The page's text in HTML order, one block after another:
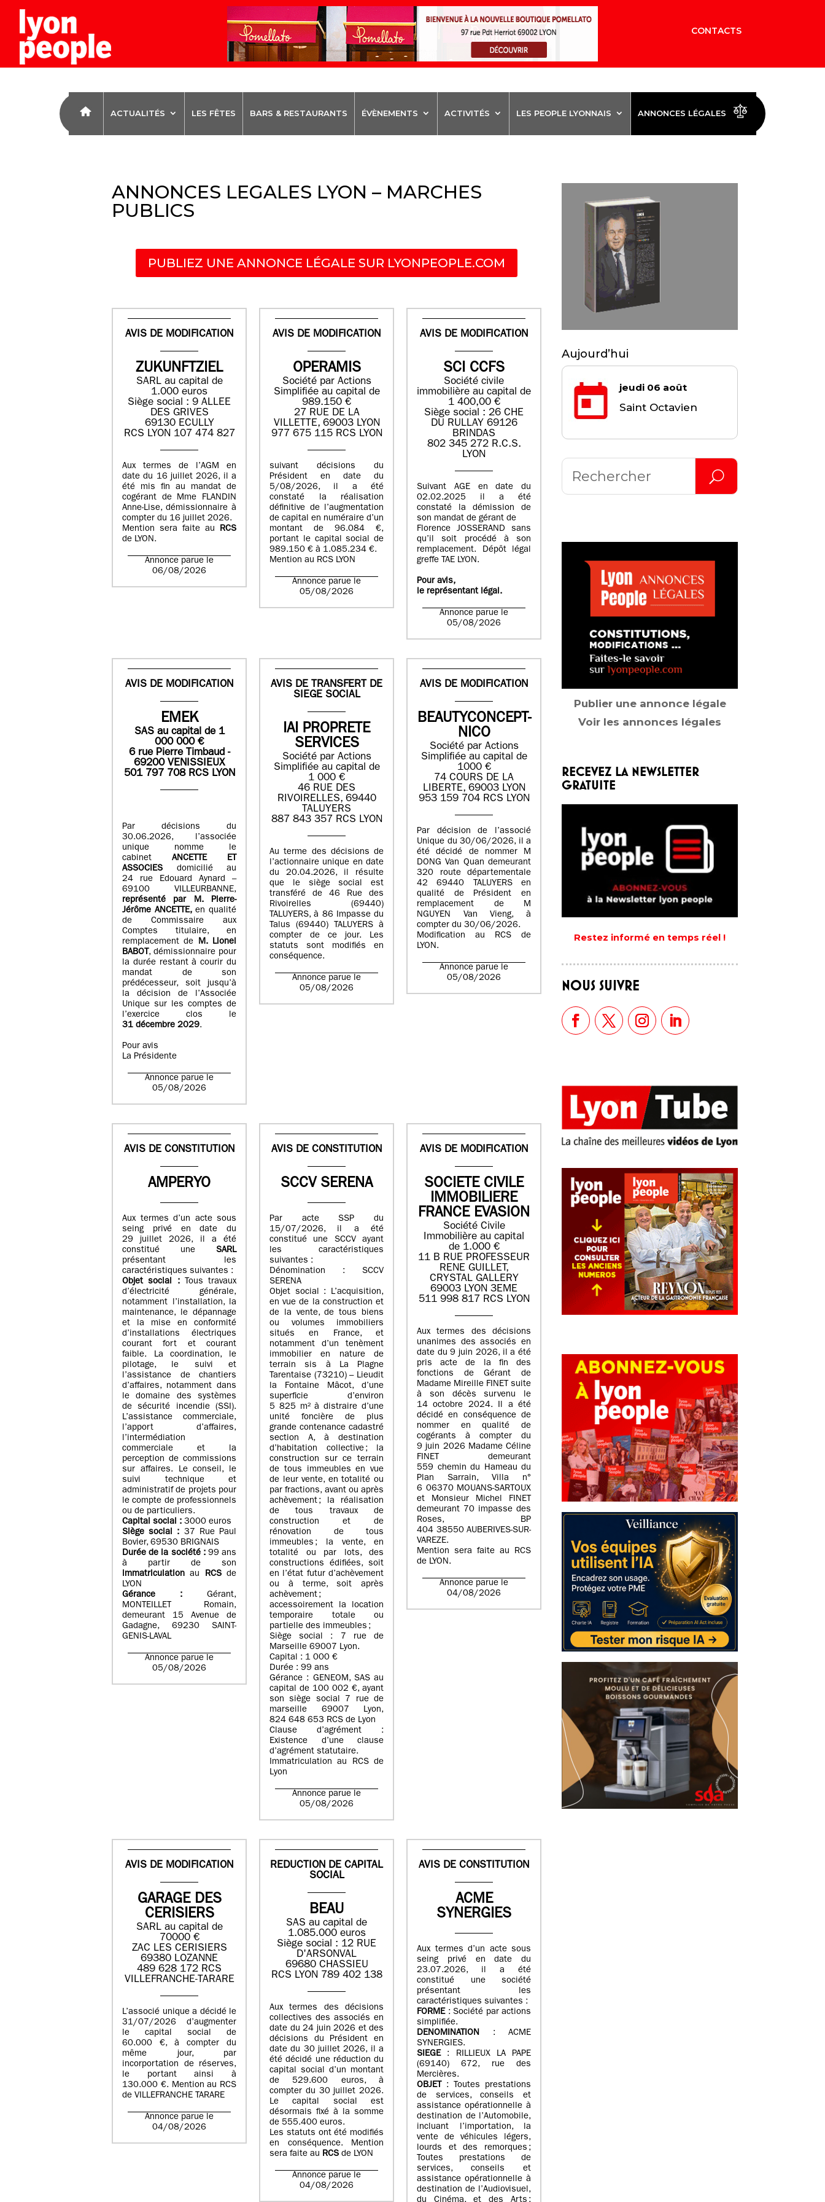
CONTACTS
ACTUALITÉS LES FÊTES BARS & RESTAURANTS ÉVÈNEMENTS ACTIVITÉS LES PEOPLE LYONNAIS ANNONCES LÉGALES
ANNONCES LEGALES LYON – MARCHES
PUBLICS
PUBLIEZ UNE ANNONCE LÉGALE SUR LYONPEOPLE.COM
AVIS DE MODIFICATION
ZUKUNFTZIEL
SARL au capital de
1.000 euros
Siège social : 9 ALLEE
DES GRIVES
69130 ECULLY
RCS LYON 107 474 827
Aux termes de l’AGM en
date du 16 juillet 2026, il a
été mis fin au mandat de
cogérant de Mme FLANDIN
Anne-Lise, démissionnaire à
compter du 16 juillet 2026.
Mention sera faite au RCS
de LYON.
Annonce parue le
06/08/2026
AVIS DE MODIFICATION
OPERAMIS
Société par Actions
Simplifiée au capital de
989.150 €
27 RUE DE LA
VILLETTE, 69003 LYON
977 675 115 RCS LYON
suivant décisions du
Président en date du
5/08/2026, il a été
constaté la réalisation
définitive de l’augmentation
de capital en numéraire d’un
montant de 96.084 €,
portant le capital social de
989.150 € à 1.085.234 €.
Mention au RCS LYON
Annonce parue le
05/08/2026
AVIS DE MODIFICATION
SCI CCFS
Société civile
immobilière au capital de
1 400,00 €
Siège social : 26 CHE
DU RULLAY 69126
BRINDAS
802 345 272 R.C.S.
LYON
Suivant AGE en date du
02.02.2025 il a été
constaté la démission de
son mandat de gérant de
Florence JOSSERAND sans
qu’il soit procédé à son
remplacement. Dépôt légal
greffe TAE LYON.
Pour avis,
le représentant légal.
Annonce parue le
05/08/2026
AVIS DE MODIFICATION
EMEK
SASau capital de 1
000 000€
6 rue Pierre Timbaud -
69200 VENISSIEUX
501 797 708 RCS LYON
Par décisions du
30.06.2026, l’associée
unique nomme le
cabinet ANCETTE ET
ASSOCIES
domicilié au
24 rue Edouard Aynard –
69100 VILLEURBANNE,
représenté par M.Pierre-
Jérôme ANCETTE, en qualité
de Commissaire aux
Comptes titulaire, en
remplacement de M.Lionel
BABOT, démissionnaire pour
la durée restant à courir du
mandat de son
prédécesseur, soit jusqu’à
la décision de l’Associée
Unique sur les comptes de
l’exercice clos le
31 décembre 2029.
Pour avis
La Présidente
Annonce parue le
05/08/2026
AVIS DE TRANSFERT DE
SIEGE SOCIAL
IAI PROPRETE
SERVICES
Société par Actions
Simplifiée au capital de
1 000 €
46 RUE DES
RIVOIRELLES, 69440
TALUYERS
887 843 357 RCS LYON
Au terme des décisions de
l’actionnaire unique en date
du 20.04.2026, il résulte
que le siège social est
transféré de 46 Rue des
Rivoirelles (69440)
TALUYERS, à 86 Impasse du
Talus (69440) TALUYERS à
compter de ce jour. Les
statuts sont modifiés en
conséquence.
Annonce parue le
05/08/2026
AVIS DE MODIFICATION
BEAUTYCONCEPT-
NICO
Société par Actions
Simplifiée au capital de
1000 €
74 COURS DE LA
LIBERTE, 69003 LYON
953 159 704 RCS LYON
Par décision de l’associé
Unique du 30/06/2026, il a
été décidé de nommer M
DONG Van Quan demeurant
320 route départementale
42 69440 TALUYERS en
qualité de Président en
remplacement de M
NGUYEN Van Vieng, à
compter du 30/06/2026.
Modification au RCS de
LYON.
Annonce parue le
05/08/2026
AVIS DE CONSTITUTION
AMPERYO
Aux termes d’un acte sous
seing privé en date du
29 juillet 2026, il a été
constitué une SARL
présentant les
caractéristiques suivantes :
Objet social :
Tous travaux
d’électricité générale,
notamment l’installation, la
maintenance, le dépannage
et la mise en conformité
d’installations électriques
courant fort et courant
faible. La coordination, le
pilotage, le suivi et
l’assistance de chantiers
d’affaires, notamment dans
le domaine des systèmes
de sécurité incendie (SSI).
L’assistance commerciale,
l’apport d’affaires,
l’intermédiation
commerciale et la
perception de commissions
sur affaires. Le conseil, le
suivi technique et
administratif de projets pour
le compte de professionnels
ou de particuliers.
Capital social : 3000 euros
Siège social : 37 Rue Paul
Bovier, 69530 BRIGNAIS
Durée de la société : 99 ans
à partir de son
immatriculation au RCSde
LYON
Gérance :
Gérant,
MONTEILLET Romain,
demeurant 15 Avenue de
Gadagne, 69230 SAINT-
GENIS-LAVAL
Annonce parue le
05/08/2026
AVIS DE CONSTITUTION
SCCV SERENA
Par acte SSP du
15/07/2026, il a été
constitué une SCCV ayant
les caractéristiques
suivantes :
Dénomination : SCCV
SERENA
Objet social : L’acquisition,
en vue de la construction et
de la vente, de tous biens
ou volumes immobiliers
situés en France, et
notamment d’un tenèment
immobilier en nature de
terrain sis à La Plagne
Tarentaise (73210) – Lieudit
la Fontaine Mâcot, d’une
superficie d’environ
5 825 m² à distraire d’une
unité foncière de plus
grande contenance cadastré
section A, à destination
d’habitation collective ; la
construction sur ce terrain
de tous immeubles en vue
de leur vente, en totalité ou
par fractions, avant ou après
achèvement ; la réalisation
de tous travaux de
construction et de
rénovation de tous
immeubles ; la vente, en
totalité ou par lots, des
constructions édifiées, soit
en l’état futur d’achèvement
ou à terme, soit après
achèvement ;
accessoirement la location
temporaire totale ou
partielle des immeubles ;
Siège social : 7 rue de
Marseille 69007 Lyon.
Capital : 1 000 €
Durée : 99 ans
Gérance : GENEOM, SAS au
capital de 100 002 €, ayant
son siège social 7 rue de
marseille 69007 Lyon,
824 648 653 RCS de Lyon
Clause d’agrément :
Existence d’une clause
d’agrément statutaire.
Immatriculation au RCS de
Lyon
Annonce parue le
05/08/2026
AVIS DE MODIFICATION
SOCIETE CIVILE
IMMOBILIERE
FRANCE EVASION
Société Civile
Immobilière au capital
de 1.000 €
11 B RUE PROFESSEUR
RENE GUILLET,
CRYSTAL GALLERY
69003 LYON 3EME
511 998 817 RCS LYON
Aux termes des décisions
unanimes des associés en
date du 9 juin 2026, il a été
pris acte de la fin des
fonctions de Gérant de
Madame Mireille FINET suite
à son décès survenu le
14 octobre 2024. Il a été
décidé en conséquence de
nommer en qualité de
cogérants à compter du
9 juin 2026 Madame Céline
FINET demeurant
559 chemin du Hameau du
Plan Sarrain, Villa n°
6 06370 MOUANS-SARTOUX
et Monsieur Michel FINET
demeurant 70 impasse des
Roses, BP
404 38550 AUBERIVES-SUR-
VAREZE.
Mention sera faite au RCS
de LYON.
Annonce parue le
04/08/2026
AVIS DE MODIFICATION
GARAGE DES
CERISIERS
SARL au capital de
70000 €
ZAC LES CERISIERS
69380 LOZANNE
489 628 172 RCS
VILLEFRANCHE-TARARE
L’associé unique a décidé le
31/07/2026 d’augmenter
le capital social de
60.000 €, à compter du
même jour, par
incorportation de réserves,
le portant ainsi à
130.000 €. Mention au RCS
de VILLEFRANCHE TARARE
Annonce parue le
04/08/2026
REDUCTION DE CAPITAL
SOCIAL
BEAU
SAS au capital de
1.085.000 euros
Siège social : 12 RUE
D'ARSONVAL
69680 CHASSIEU
RCS LYON 789 402 138
Aux termes des décisions
collectives des associés en
date du 24 juin 2026 et des
décisions du Président en
date du 30 juillet 2026, il a
été décidé une réduction du
capital social d’un montant
de 529.600 euros, à
compter du 30 juillet 2026.
Le capital social est
désormais fixé à la somme
de 555.400 euros.
Les statuts ont été modifiés
en conséquence. Mention
sera faite au RCS de LYON
Annonce parue le
04/08/2026
AVIS DE CONSTITUTION
ACME
SYNERGIES
Aux termes d’un acte sous
seing privé en date du
23.07.2026, il a été
constitué une société
présentant les
caractéristiques suivantes :
FORME: Société par actions
simplifiée.
DENOMINATION : ACME
SYNERGIES.
SIEGE: RILLIEUX LA PAPE
(69140) 672, rue des
Mercières.
OBJET : Toutes prestations
de services, conseils et
assistance opérationnelle à
destination de l’Automobile,
incluant l’importation, la
vente de véhicules légers,
lourds et des remorques ;
Toutes prestations de
services, conseils et
assistance opérationnelle à
destination de l’Audiovisuel,
Aujourd’hui
jeudi 06 août
Saint Octavien
Publier une annonce légale
Voir les annonces légales
RECEVEZ LA NEWSLETTER
GRATUITE
Restez informé en temps réel !
NOUS SUIVRE